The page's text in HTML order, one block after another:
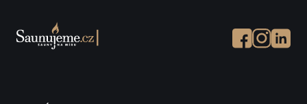
Facebook
Instagram